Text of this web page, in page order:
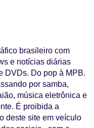
brasileiro com
e notícias diárias
DVDs. Do pop à MPB.
por samba,
música eletrônica e
É proibida a
deste site em veículo